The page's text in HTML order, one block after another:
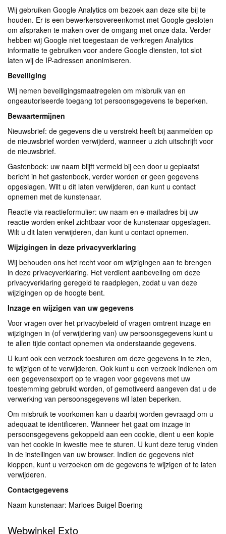
Wij gebruiken Google Analytics om bezoek aan deze site bij te
houden. Er is een bewerkersovereenkomst met Google gesloten
om afspraken te maken over de omgang met onze data. Verder
hebben wij Google niet toegestaan de verkregen Analytics
informatie te gebruiken voor andere Google diensten, tot slot
laten wij de IP-adressen anonimiseren.
Beveiliging
Wij nemen beveiligingsmaatregelen om misbruik van en
ongeautoriseerde toegang tot persoonsgegevens te beperken.
Bewaartermijnen
Nieuwsbrief: de gegevens die u verstrekt heeft bij aanmelden op
de nieuwsbrief worden verwijderd, wanneer u zich uitschrijft voor
de nieuwsbrief.
Gastenboek: uw naam blijft vermeld bij een door u geplaatst
bericht in het gastenboek, verder worden er geen gegevens
opgeslagen. Wilt u dit laten verwijderen, dan kunt u contact
opnemen met de kunstenaar.
Reactie via reactieformulier: uw naam en e-mailadres bij uw
reactie worden enkel zichtbaar voor de kunstenaar opgeslagen.
Wilt u dit laten verwijderen, dan kunt u contact opnemen.
Wijzigingen in deze privacyverklaring
Wij behouden ons het recht voor om wijzigingen aan te brengen
in deze privacyverklaring. Het verdient aanbeveling om deze
privacyverklaring geregeld te raadplegen, zodat u van deze
wijzigingen op de hoogte bent.
Inzage en wijzigen van uw gegevens
Voor vragen over het privacybeleid of vragen omtrent inzage en
wijzigingen in (of verwijdering van) uw persoonsgegevens kunt u
te allen tijde contact opnemen via onderstaande gegevens.
U kunt ook een verzoek toesturen om deze gegevens in te zien,
te wijzigen of te verwijderen. Ook kunt u een verzoek indienen om
een gegevensexport op te vragen voor gegevens met uw
toestemming gebruikt worden, of gemotiveerd aangeven dat u de
verwerking van persoonsgegevens wil laten beperken.
Om misbruik te voorkomen kan u daarbij worden gevraagd om u
adequaat te identificeren. Wanneer het gaat om inzage in
persoonsgegevens gekoppeld aan een cookie, dient u een kopie
van het cookie in kwestie mee te sturen. U kunt deze terug vinden
in de instellingen van uw browser. Indien de gegevens niet
kloppen, kunt u verzoeken om de gegevens te wijzigen of te laten
verwijderen.
Contactgegevens
Naam kunstenaar: Marloes Buigel Boering
Webwinkel Exto